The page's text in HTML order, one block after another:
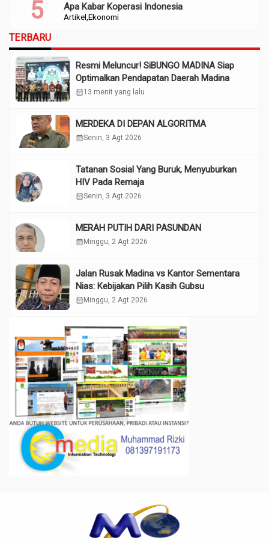
Artikel Ekonomi
Apa Kabar Koperasi Indonesia
TERBARU
Resmi Meluncur! SiBUNGO MADINA Siap
Optimalkan Pendapatan Daerah Madina
calendar_month13 menit yang lalu
MERDEKA DI DEPAN ALGORITMA
calendar_monthSenin, 3 Agt 2026
Tatanan Sosial Yang Buruk, Menyuburkan
HIV Pada Remaja
calendar_monthSenin, 3 Agt 2026
MERAH PUTIH DARI PASUNDAN
calendar_month Minggu, 2 Agt 2026
Jalan Rusak Madina vs Kantor Sementara
Nias: Kebijakan Pilih Kasih Gubsu
calendar_month Minggu, 2 Agt 2026